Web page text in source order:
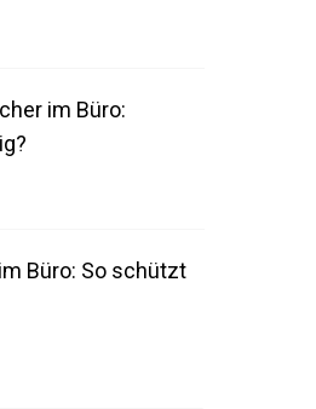
im Büro:
Büro: So schützt